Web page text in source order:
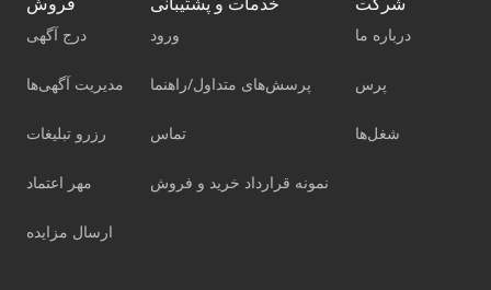
درج آگهی
مدیریت آگهی‌ها
رزرو تبلیغات
مهر اعتماد
ارسال مزایده
ورود
پرسش‌های متداول/راهنما
تماس
نمونه قرارداد خرید و فروش
درباره ما
پرس
شغل‌ها